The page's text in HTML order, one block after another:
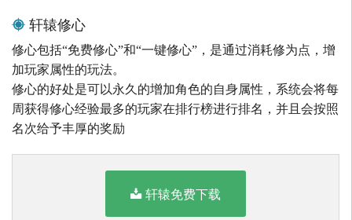
轩辕修心
修心包括“免费修心”和“一键修心”，是通过消耗修为点，增
加玩家属性的玩法。
修心的好处是可以永久的增加角色的自身属性，系统会将每
周获得修心经验最多的玩家在排行榜进行排名，并且会按照
名次给予丰厚的奖励
轩辕免费下载